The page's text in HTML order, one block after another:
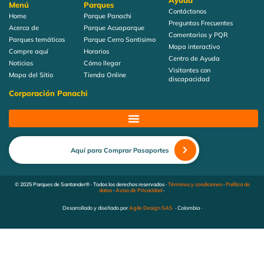
Menú
Home
Acerca de
Parques temáticos
Compre aquí
Noticias
Mapa del Sitio
Parques
Parque Panachi
Parque Acuaparque
Parque Cerro Santisimo
Horarios
Cómo llegar
Tienda Online
Contáctanos
Preguntas Frecuentes
Comentarios y PQR
Mapa interactivo
Centro de Ayuda
Visitantes con
discapacidad
Corporación Panachi
Aquí para Comprar Pasaportes
© 2025 Parques de Santander® · Todos los derechos reservados ·Términos y condiciones·Política de
datos·Aviso de Privacidad·
Desarrollado y diseñado porAgile Design SAS· Colombia ·